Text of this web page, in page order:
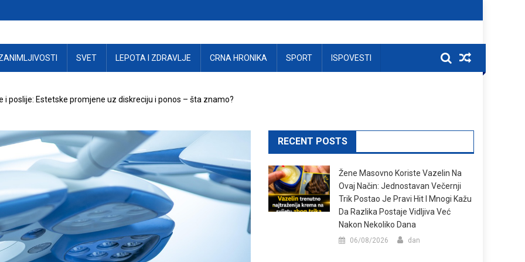
SVET LEPOTA I ZDRAVLJE CRNA HRONIKA SPORT ISPOVESTI
i poslije: Estetske promjene uz diskreciju i ponos – šta znamo?
RECENT POSTS
Žene Masovno Koriste Vazelin Na
Ovaj Način: Jednostavan Večernji
Trik Postao Je Pravi Hit I Mnogi Kažu
Da Razlika Postaje Vidljiva Već
Nakon Nekoliko Dana
06/08/2026 dan